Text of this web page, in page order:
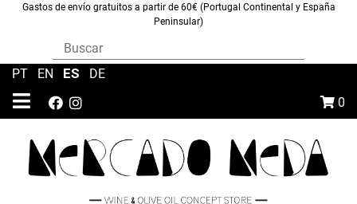
Gastos de envío gratuitos a partir de 60€ (Portugal Continental y España
Peninsular)
0
PT EN ES DE